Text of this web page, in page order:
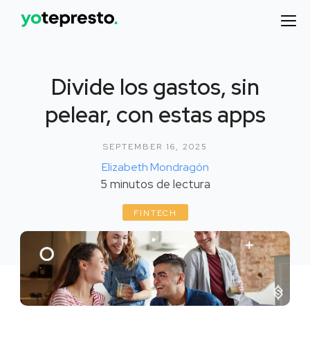
Divide los gastos, sin
pelear, con estas apps
SEPTEMBER 16, 2025
Elizabeth Mondragón
5 minutos de lectura
FINTECH